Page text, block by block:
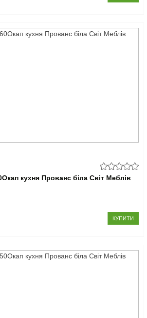
кухня Прованс біла Світ Меблів
КУПИТИ